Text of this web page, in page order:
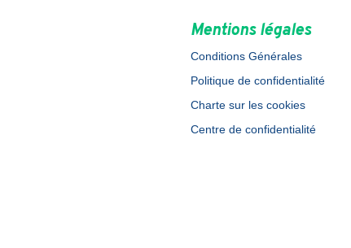
Mentions légales
Conditions Générales
Politique de confidentialité
Charte sur les cookies
Centre de confidentialité